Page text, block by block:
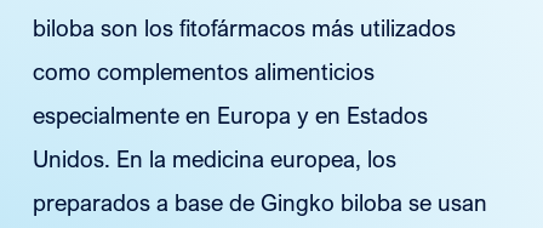
biloba son los fitofármacos más utilizados
como complementos alimenticios
especialmente en Europa y en Estados
Unidos. En la medicina europea, los
preparados a base de Gingko biloba se usan